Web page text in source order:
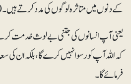
کے دنوں میں متاثرہ لوگوں کی مدد کرتے
یعنی آپ انسانوں کی جتنی بے لوث خدمت
کہ اللہ آپ کو رسوا نہیں کرے گا، بلکہ ان
فرمائے گا۔